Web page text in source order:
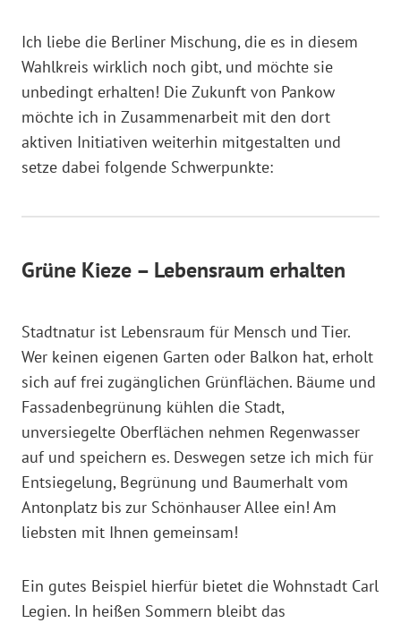
Ich liebe die Berliner Mischung, die es in diesem
Wahlkreis wirklich noch gibt, und möchte sie
unbedingt erhalten! Die Zukunft von Pankow
möchte ich in Zusammenarbeit mit den dort
aktiven Initiativen weiterhin mitgestalten und
setze dabei folgende Schwerpunkte:
Grüne Kieze – Lebensraum erhalten
Stadtnatur ist Lebensraum für Mensch und Tier.
Wer keinen eigenen Garten oder Balkon hat, erholt
sich auf frei zugänglichen Grünflächen. Bäume und
Fassadenbegrünung kühlen die Stadt,
unversiegelte Oberflächen nehmen Regenwasser
auf und speichern es. Deswegen setze ich mich für
Entsiegelung, Begrünung und Baumerhalt vom
Antonplatz bis zur Schönhauser Allee ein! Am
liebsten mit Ihnen gemeinsam!
Ein gutes Beispiel hierfür bietet die Wohnstadt Carl
Legien. In heißen Sommern bleibt das